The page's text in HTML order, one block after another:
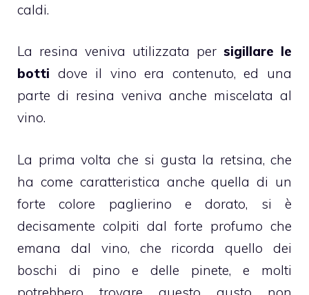
caldi.
La resina veniva utilizzata per sigillare le
botti dove il vino era contenuto, ed una
parte di resina veniva anche miscelata al
vino.
La prima volta che si gusta la retsina, che
ha come caratteristica anche quella di un
forte colore paglierino e dorato, si è
decisamente colpiti dal forte profumo che
emana dal vino, che ricorda quello dei
boschi di pino e delle pinete, e molti